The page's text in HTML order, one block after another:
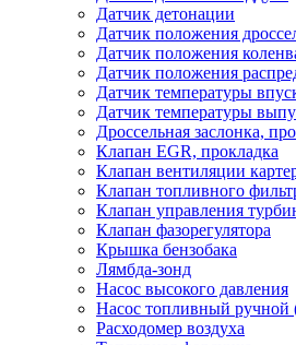
Датчик детонации
Датчик положения
Датчик положения
Датчик положения
Датчик температуры
Датчик температуры
Дроссельная заслонка,
Клапан EGR, прокладка
Клапан вентиляции
Клапан топливного
Клапан управления
Клапан фазорегулятора
Крышка бензобака
Лямбда-зонд
Насос высокого давления
Насос топливный ручной
Расходомер воздуха